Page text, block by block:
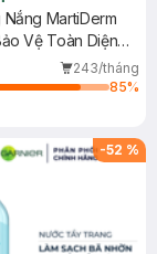
Nắng MartiDerm
Vệ Toàn Diện
243/tháng
85%
-52 %